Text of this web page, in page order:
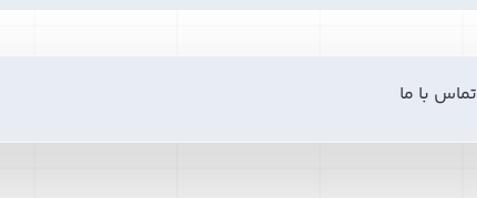
تماس با ما